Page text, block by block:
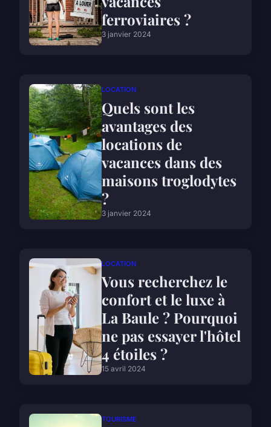
ferroviaires ?
3 janvier 2024
LOCATION
Quels sont les
avantages des
locations de
vacances dans des
maisons troglodytes
?
3 janvier 2024
LOCATION
Vous recherchez le
confort et le luxe à
La Baule ? Pourquoi
ne pas essayer l'hôtel
4 étoiles ?
15 avril 2024
TOURISME